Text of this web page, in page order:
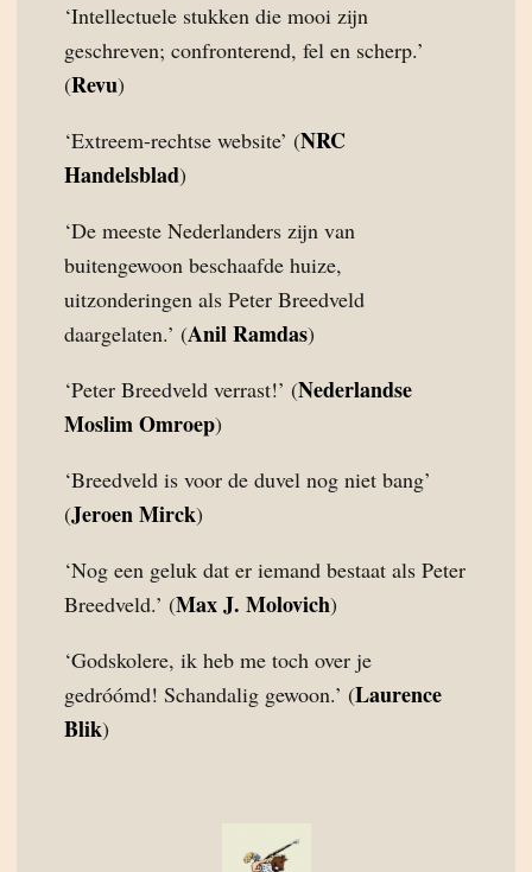
‘Intellectuele stukken die mooi zijn
geschreven; confronterend, fel en scherp.’
(Revu)
‘Extreem-rechtse website’ (NRC
Handelsblad)
‘De meeste Nederlanders zijn van
buitengewoon beschaafde huize,
uitzonderingen als Peter Breedveld
daargelaten.’ (Anil Ramdas)
‘Peter Breedveld verrast!’ (Nederlandse
Moslim Omroep)
‘Breedveld is voor de duvel nog niet bang’
(Jeroen Mirck)
‘Nog een geluk dat er iemand bestaat als Peter
Breedveld.’ (Max J. Molovich)
‘Godskolere, ik heb me toch over je
gedróómd! Schandalig gewoon.’ (Laurence
Blik)